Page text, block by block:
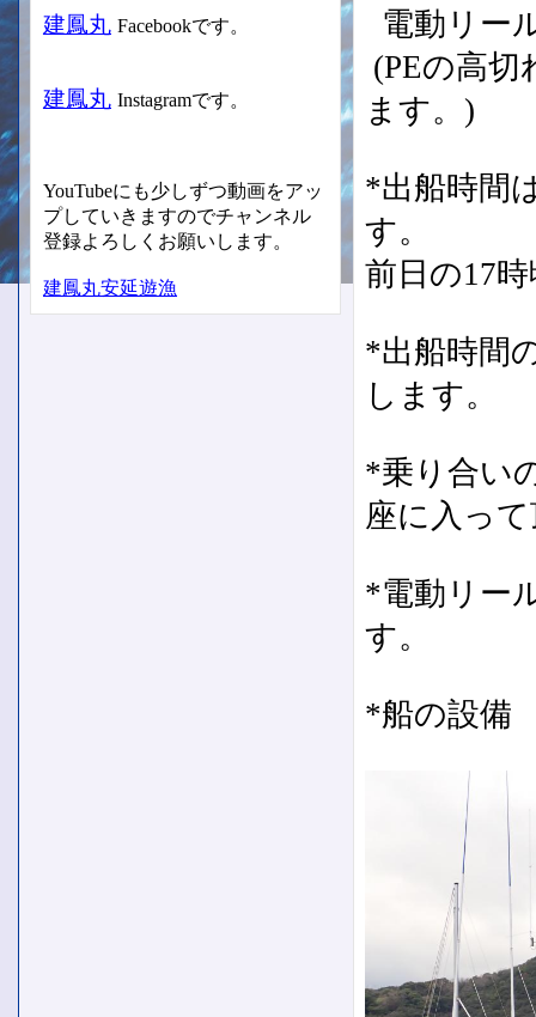
電動リー
(PEの高
ます。)
*出船時間
す。
前日の17
*出船時間
します。
*乗り合い
座に入っ
*電動リー
す。
*船の設備
建鳳丸 Facebookです。
建鳳丸 Instagramです。
YouTubeにも少しずつ動画をアッ
プしていきますのでチャンネル
登録よろしくお願いします。
建鳳丸安延遊漁